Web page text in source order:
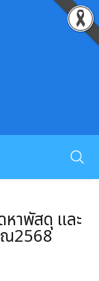
หาพัสดุ และ
ณ​2568